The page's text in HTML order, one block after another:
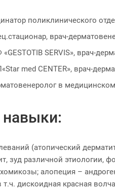
поликлинического
врач-
SERVIS», врач-
med CENTER», врач-
в
(атопический
зуд различной этиологии,
алопеция –
дискоидная красная